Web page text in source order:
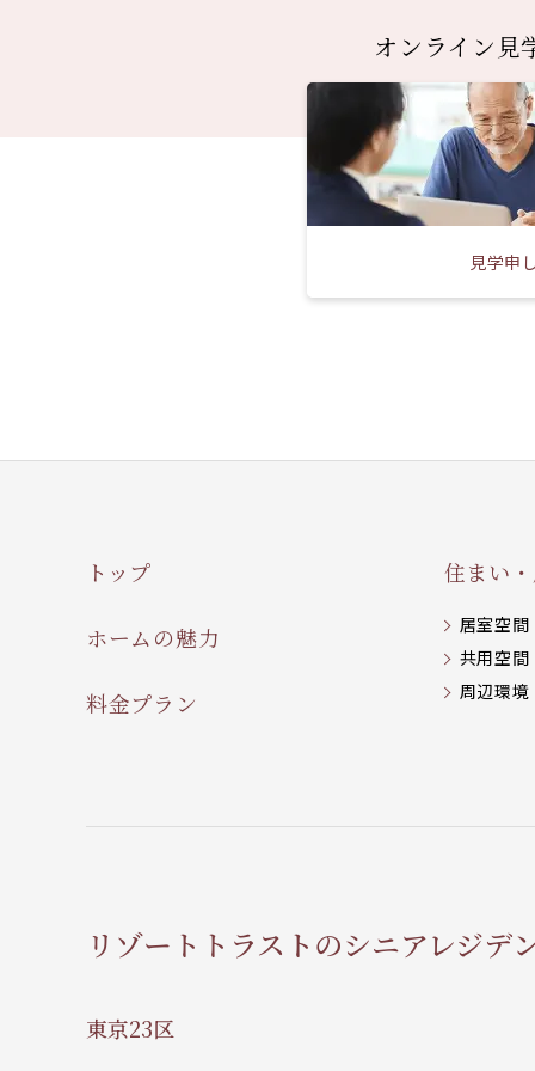
オンライン見
見学申
トップ
ホームの魅力
料金プラン
住まい
居室空間
共用空間
周辺環境
リゾートトラストのシニアレジデ
東京23区